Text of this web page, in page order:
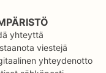
yhteyttä
viestejä
yhteydenotto